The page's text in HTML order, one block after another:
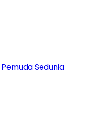
Sedunia